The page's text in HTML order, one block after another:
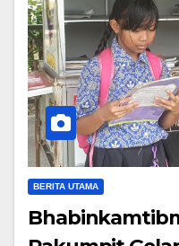
BERITA UTAMA